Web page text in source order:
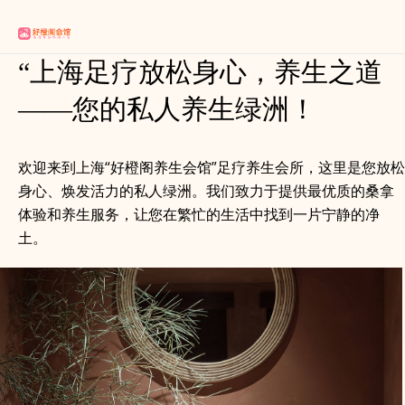
“上海足疗放松身心，养生之道
——您的私人养生绿洲！
欢迎来到上海“好橙阁养生会馆”足疗养生会所，这里是您放松
身心、焕发活力的私人绿洲。我们致力于提供最优质的桑拿
体验和养生服务，让您在繁忙的生活中找到一片宁静的净
土。